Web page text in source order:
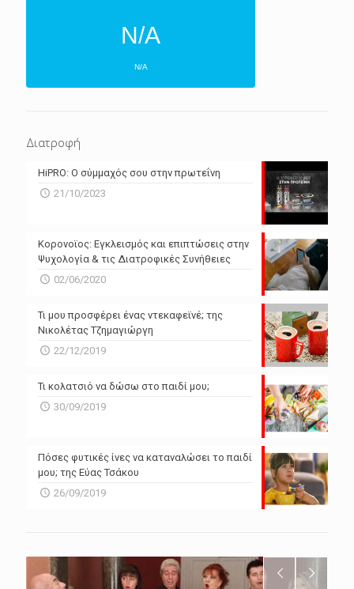
N/A
N/A
N/A
Powered by Forecast.io
Διατροφή
HiPRO: Ο σύμμαχός σου στην πρωτεΐνη
21/10/2023
Κορονοϊος: Εγκλεισμός και επιπτώσεις στην
Ψυχολογία & τις Διατροφικές Συνήθειες
02/06/2020
Τι μου προσφέρει ένας ντεκαφεϊνέ; της
Νικολέτας Τζημαγιώργη
22/12/2019
Τι κολατσιό να δώσω στο παιδί μου;
30/09/2019
Πόσες φυτικές ίνες να καταναλώσει το παιδί
μου; της Εύας Τσάκου
26/09/2019